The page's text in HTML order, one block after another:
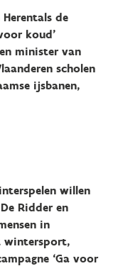
de
koud'
minister van
scholen
ijsbanen,
willen
Ridder en
in
wintersport,
‘Ga voor